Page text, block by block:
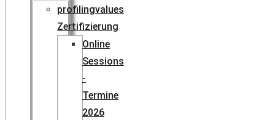
profilingvalues
Zertifizierung
Online
Sessions
-
Termine
2026